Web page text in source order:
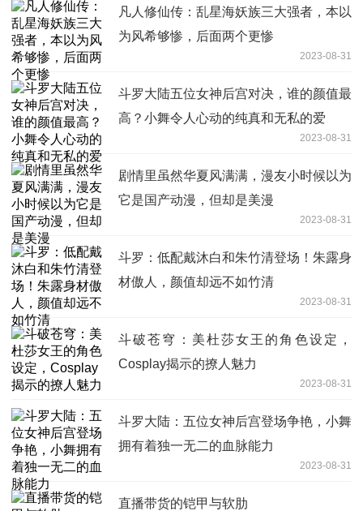
凡人修仙传：乱星海妖族三大强者，本以
为风希够惨，后面两个更惨
2023-08-31
斗罗大陆五位女神后宫对决，谁的颜值最
高？小舞令人心动的纯真和无私的爱
2023-08-31
剧情里虽然华夏风满满，漫友小时候以为
它是国产动漫，但却是美漫
2023-08-31
斗罗：低配戴沐白和朱竹清登场！朱露身
材傲人，颜值却远不如竹清
2023-08-31
斗破苍穹：美杜莎女王的角色设定，
Cosplay揭示的撩人魅力
2023-08-31
斗罗大陆：五位女神后宫登场争艳，小舞
拥有着独一无二的血脉能力
2023-08-31
直播带货的铠甲与软肋